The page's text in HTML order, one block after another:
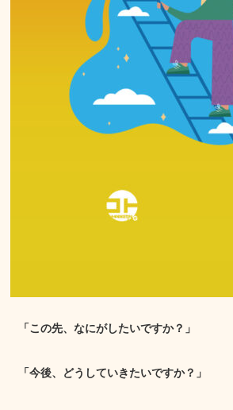
「この先、なにがしたいですか？」
「今後、どうしていきたいですか？」